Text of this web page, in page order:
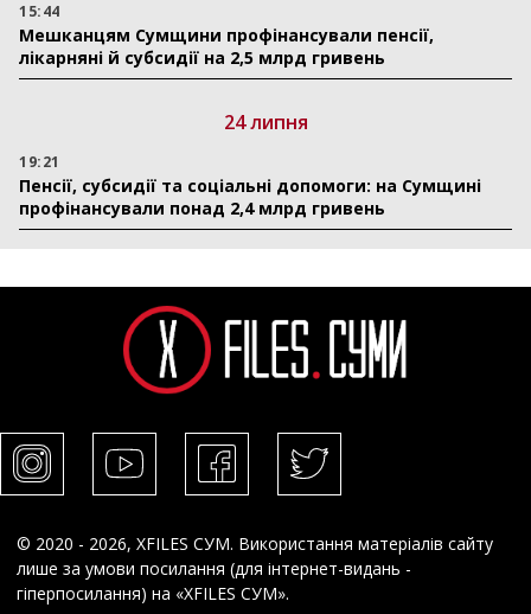
15:44
Мешканцям Сумщини профінансували пенсії,
лікарняні й субсидії на 2,5 млрд гривень
24 липня
19:21
Пенсії, субсидії та соціальні допомоги: на Сумщині
профінансували понад 2,4 млрд гривень
© 2020 - 2026, XFILES СУМ. Використання матеріалів сайту
лише за умови посилання (для інтернет-видань -
гіперпосилання) на «XFILES СУМ».